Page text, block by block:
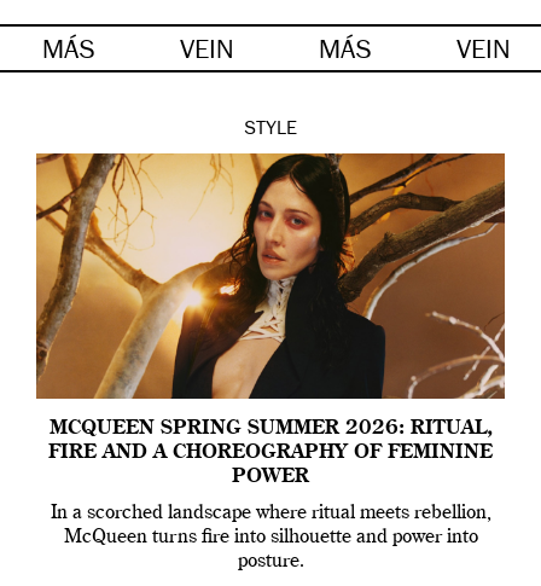
MÁS VEIN MÁS VEIN
STYLE
MCQUEEN SPRING SUMMER 2026: RITUAL,
FIRE AND A CHOREOGRAPHY OF FEMININE
POWER
In a scorched landscape where ritual meets rebellion,
McQueen turns fire into silhouette and power into
posture.